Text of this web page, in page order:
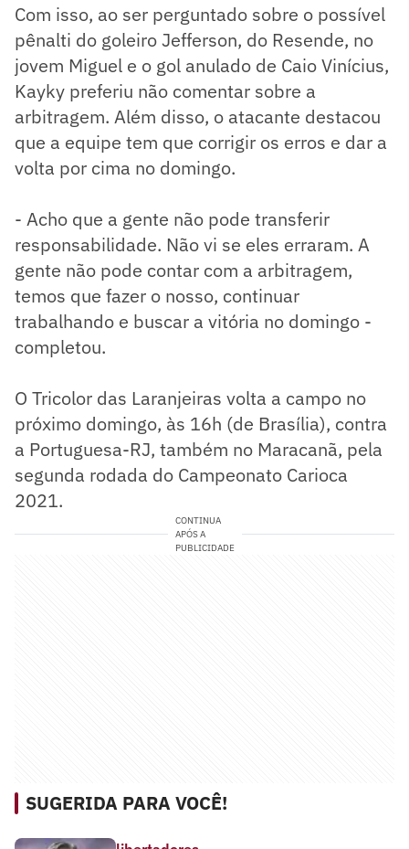
Com isso, ao ser perguntado sobre o possível
pênalti do goleiro Jefferson, do Resende, no
jovem Miguel e o gol anulado de Caio Vinícius,
Kayky preferiu não comentar sobre a
arbitragem. Além disso, o atacante destacou
que a equipe tem que corrigir os erros e dar a
volta por cima no domingo.
- Acho que a gente não pode transferir
responsabilidade. Não vi se eles erraram. A
gente não pode contar com a arbitragem,
temos que fazer o nosso, continuar
trabalhando e buscar a vitória no domingo -
completou.
O Tricolor das Laranjeiras volta a campo no
próximo domingo, às 16h (de Brasília), contra
a Portuguesa-RJ, também no Maracanã, pela
segunda rodada do Campeonato Carioca
2021.
CONTINUA
APÓS A
PUBLICIDADE
SUGERIDA PARA VOCÊ!